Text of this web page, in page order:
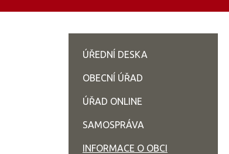
ÚŘEDNÍ DESKA
OBECNÍ ÚŘAD
ÚŘAD ONLINE
SAMOSPRÁVA
INFORMACE O OBCI